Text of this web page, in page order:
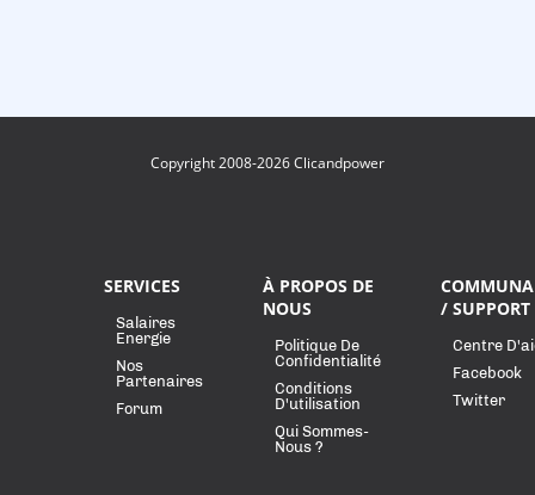
Copyright 2008-2026 Clicandpower
SERVICES
Salaires
Energie
Nos
Partenaires
Forum
À PROPOS DE
NOUS
Politique De
Confidentialité
Conditions
D'utilisation
Qui Sommes-
Nous ?
/ SUPPORT
Centre
Facebook
Twitter